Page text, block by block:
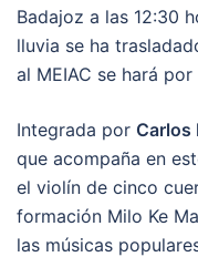
Badajoz a las 12:30
lluvia se ha
al MEIAC se hará
Integrada por Carlos
que acompaña en
el violín de cinco
formación Milo Ke
las músicas